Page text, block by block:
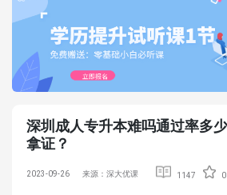
深圳成人专升本难吗通过率多
拿证？
2023-09-26 来源：深大优课 1147 0